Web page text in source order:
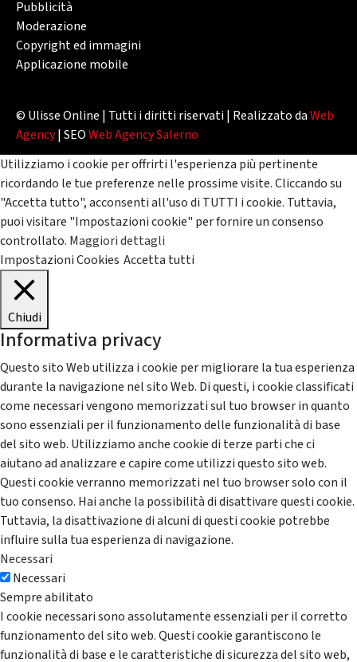
Pubblicità
Moderazione
Copyright ed immagini
Applicazione mobile
© Ulisse Online | Tutti i diritti riservati | Realizzato daWeb
Agency| SEOWeb Agency Salerno
Utilizziamo i cookie per offrirti l'esperienza più pertinente
ricordando le tue preferenze nelle prossime visite. Cliccando su
"Accetta tutto", acconsenti all'uso di TUTTI i cookie. Tuttavia,
puoi visitare "Impostazioni cookie" per fornire un consenso
controllato. Maggiori dettagli
Impostazioni Cookies Accetta tutti
Chiudi
Informativa privacy
Questo sito Web utilizza i cookie per migliorare la tua esperienza
durante la navigazione nel sito Web. Di questi, i cookie classificati
come necessari vengono memorizzati sul tuo browser in quanto
sono essenziali per il funzionamento delle funzionalità di base
del sito web. Utilizziamo anche cookie di terze parti che ci
aiutano ad analizzare e capire come utilizzi questo sito web.
Questi cookie verranno memorizzati nel tuo browser solo con il
tuo consenso. Hai anche la possibilità di disattivare questi cookie.
Tuttavia, la disattivazione di alcuni di questi cookie potrebbe
influire sulla tua esperienza di navigazione.
Necessari
Necessari
Sempre abilitato
I cookie necessari sono assolutamente essenziali per il corretto
funzionamento del sito web. Questi cookie garantiscono le
funzionalità di base e le caratteristiche di sicurezza del sito web,